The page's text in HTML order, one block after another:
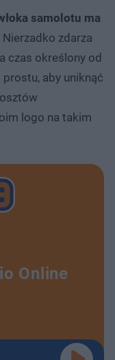
samolotu ma
Nierzadko zdarza
czas określony od
aby uniknąć
logo na takim
Online